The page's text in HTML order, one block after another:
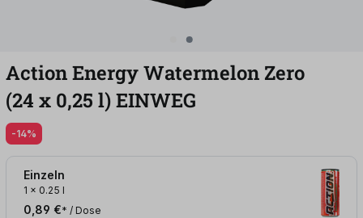
Action Energy Watermelon Zero
(24 x 0,25 l)EINWEG
-14%
Einzeln
1 x 0.25 l
0,89 €* / Dose